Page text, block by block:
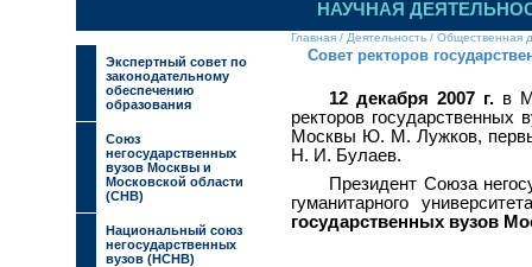
НАУЧНАЯ
Экспертный совет по
законодательному
обеспечению
образования
Союз
негосударственных
вузов Москвы и
Московской области
(СНВ)
Национальный союз
негосударственных
вузов (НСНВ)
Главная / Деятельность / Общественная
Совет ректоров
12 декабря 2007 г. в
ректоров
Москвы Ю. М. Лужков,
Н. И. Булаев.
Президент Союза
гуманитарного
государственных вузов